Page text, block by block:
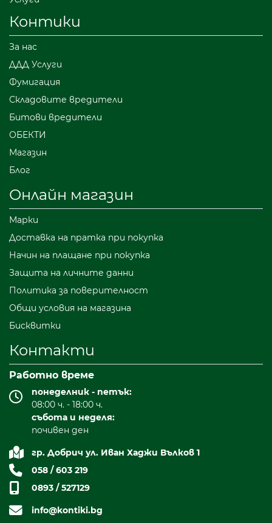
Контики
За нас
ДДД Услуги
Фумигация
Складовите вредители
Битови вредители
ОБЕКТИ
Магазин
Блог
Онлайн магазин
Марки
Доставка на пратка при покупка
Начин на плащане при покупка
Защита на личните данни
Политика за поверителност
Общи условия на магазина
Бисквитки
Контакти
Работно време
понеделник - петък:
08:00 ч. - 18:00 ч.
събота и неделя:
почивен ден
гр. Добрич ул. Иван Хаджи Вълков 1
058 / 603 219
0893 / 527129
info@kontiki.bg